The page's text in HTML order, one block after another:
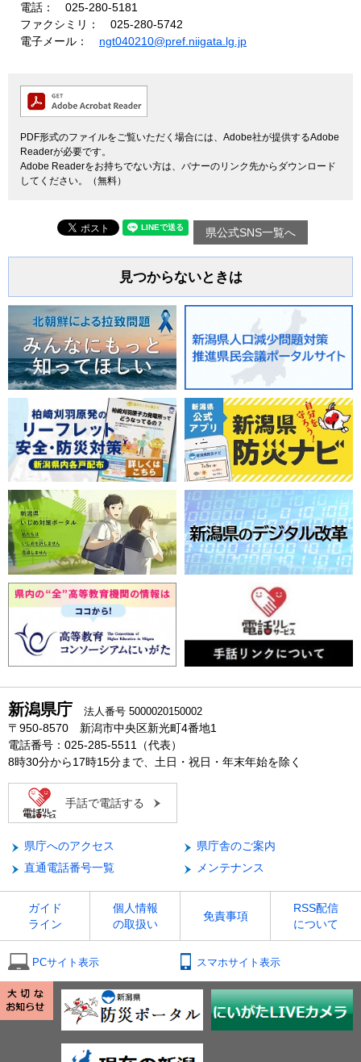
電話： 025-280-5181
ファクシミリ： 025-280-5742
電子メール： ngt040210@pref.niigata.lg.jp
PDF形式のファイルをご覧いただく場合には、Adobe社が提供するAdobe
Readerが必要です。
Adobe Readerをお持ちでない方は、バナーのリンク先からダウンロード
してください。（無料）
県公式SNS一覧へ
見つからないときは
新潟県庁 法人番号 5000020150002
〒950-8570 新潟市中央区新光町4番地1
電話番号：025-285-5511（代表）
8時30分から17時15分まで、土日・祝日・年末年始を除く
手話で電話する
県庁へのアクセス
県庁舎のご案内
直通電話番号一覧
メンテナンス
ガイド
ライン
個人情報
の取扱い
免責事項
RSS配信
について
PCサイト表示 スマホサイト表示